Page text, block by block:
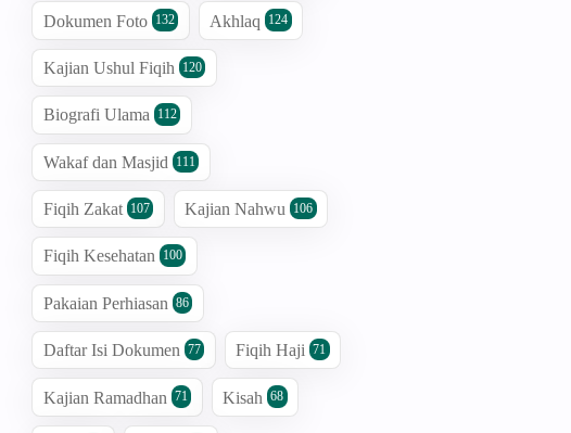
Dokumen Foto 132 Akhlaq 124
Kajian Ushul Fiqih 120
Biografi Ulama 112
Wakaf dan Masjid 111
Fiqih Zakat 107 Kajian Nahwu 106
Fiqih Kesehatan 100
Pakaian Perhiasan 86
Daftar Isi Dokumen 77 Fiqih Haji 71
Kajian Ramadhan 71 Kisah 68